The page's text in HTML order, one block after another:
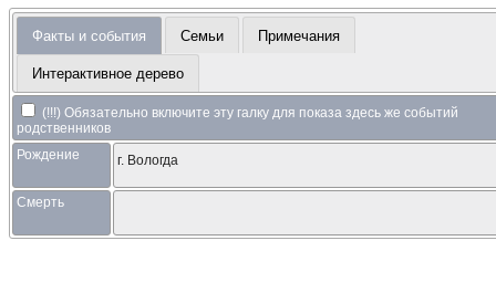
Факты и события Семьи Примечания
Интерактивное дерево
(!!!) Обязательно включите эту галку для показа здесь же событий
родственников
Рождение
г. Вологда
Смерть